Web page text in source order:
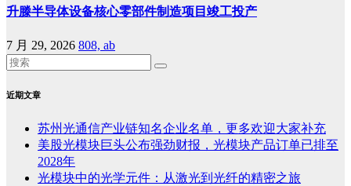
升滕半导体设备核心零部件制造项目竣工投产
7 月 29, 2026 808, ab
近期文章
苏州光通信产业链知名企业名单，更多欢迎大家补充
美股光模块巨头公布强劲财报，光模块产品订单已排至
2028年
光模块中的光学元件：从激光到光纤的精密之旅